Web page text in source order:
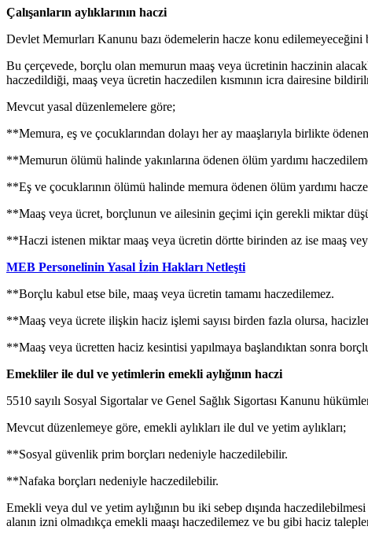
Çalışanların aylıklarının haczi
Devlet Memurları Kanunu bazı ödemelerin hacze konu
Bu çerçevede, borçlu olan memurun maaş veya ücretinin haczinin
haczedildiği, maaş veya ücretin haczedilen kısmının icra dairesine
Mevcut yasal düzenlemelere göre;
**Memura, eş ve çocuklarından dolayı her ay maaşlarıyla birlikte
**Memurun ölümü halinde yakınlarına ödenen ölüm yardımı
**Eş ve çocuklarının ölümü halinde memura ödenen ölüm yardımı
**Maaş veya ücret, borçlunun ve ailesinin geçimi için gerekli miktar
**Haczi istenen miktar maaş veya ücretin dörtte birinden az ise maaş
MEB Personelinin Yasal İzin Hakları Netleşti
**Borçlu kabul etse bile, maaş veya ücretin tamamı haczedilemez.
**Maaş veya ücrete ilişkin haciz işlemi sayısı birden fazla olursa,
**Maaş veya ücretten haciz kesintisi yapılmaya başlandıktan sonra
Emekliler ile dul ve yetimlerin emekli aylığının haczi
5510 sayılı Sosyal Sigortalar ve Genel Sağlık Sigortası Kanunu
Mevcut düzenlemeye göre, emekli aylıkları ile dul ve yetim aylıkları;
**Sosyal güvenlik prim borçları nedeniyle haczedilebilir.
**Nafaka borçları nedeniyle haczedilebilir.
Emekli veya dul ve yetim aylığının bu iki sebep dışında
alanın izni olmadıkça emekli maaşı haczedilemez ve bu gibi haciz